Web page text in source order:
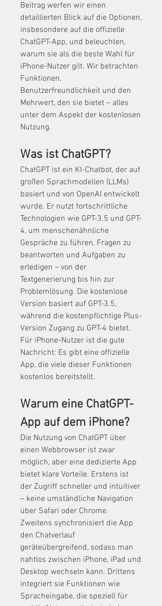
Beitrag werfen wir einen
detaillierten Blick auf die Optionen,
insbesondere auf die offizielle
ChatGPT-App, und beleuchten,
warum sie als die beste Wahl für
iPhone-Nutzer gilt. Wir betrachten
Funktionen,
Benutzerfreundlichkeit und den
Mehrwert, den sie bietet – alles
unter dem Aspekt der kostenlosen
Nutzung.
Was ist ChatGPT?
ChatGPT ist ein KI-Chatbot, der auf
großen Sprachmodellen (LLMs)
basiert und von OpenAI entwickelt
wurde. Er nutzt fortschrittliche
Technologien wie GPT-3.5 und GPT-
4, um menschenähnliche
Gespräche zu führen, Fragen zu
beantworten und Aufgaben zu
erledigen – von der
Textgenerierung bis hin zur
Problemlösung. Die kostenlose
Version basiert auf GPT-3.5,
während die kostenpflichtige Plus-
Version Zugang zu GPT-4 bietet.
Für iPhone-Nutzer ist die gute
Nachricht: Es gibt eine offizielle
App, die viele dieser Funktionen
kostenlos bereitstellt.
Warum eine ChatGPT-
App auf dem iPhone?
Die Nutzung von ChatGPT über
einen Webbrowser ist zwar
möglich, aber eine dedizierte App
bietet klare Vorteile. Erstens ist
der Zugriff schneller und intuitiver
– keine umständliche Navigation
über Safari oder Chrome.
Zweitens synchronisiert die App
den Chatverlauf
geräteübergreifend, sodass man
nahtlos zwischen iPhone, iPad und
Desktop wechseln kann. Drittens
integriert sie Funktionen wie
Spracheingabe, die speziell für